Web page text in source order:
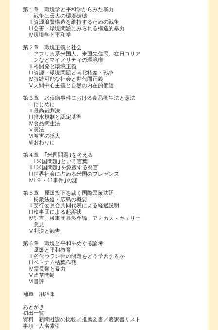
第１章 環境学と平和学からみた暴力
Ⅰ戦争は最大の環境破壊
Ⅱ資源浪費構造を維持するための戦争
Ⅲ公害・環境問題にみられる構造的暴力
Ⅳ環境学と平和学
第２章 環境正義と社会
Ⅰアフリカ系米国人、米国先住民、在日コリア
ンなどマイノリティの環境権
Ⅱ核開発と環境正義
Ⅲ資源・環境問題と南北格差・戦争
Ⅳ持続可能な社会と世代間正義
Ⅴ人間中心主義と自然の内在的価値
第３章 水俣病事件における食品衛生法と憲法
Ⅰはじめに
Ⅱ最高裁判決
Ⅲ排水規制と認定基準
Ⅳ食品衛生法
Ⅴ憲法
Ⅵ被害の拡大
Ⅶおわりに
第４章 ｢米国問題｣を考える
Ⅰ｢米国問題｣という言葉
Ⅱ｢米国問題｣を象徴する発言
Ⅲ世界社会に占める米国のプレゼンス
Ⅳ｢９・11事件｣の謎
第５章 原爆投下を裁く国際民衆法廷
Ⅰ民衆法廷・広島の概要
Ⅱ実行委員会共同代表による経過説明
Ⅲ検事団による起訴状
Ⅳ証言、検事団最終弁論、アミカス・キュリエ
意見
Ⅴ判決と勧告
第６章 環境と平和をめぐる論考
Ⅰ原爆と平和教育
Ⅱ劣化ウラン弾の問題をどう学習するか
Ⅲベトナム枯葉作戦
Ⅳ霊長類と暴力
Ⅴ煙草問題
Ⅵ書評
補章 用語集
あとがき
初出一覧
資料 新聞社説の比較／推薦図書／著訳書リスト
事項・人名索引